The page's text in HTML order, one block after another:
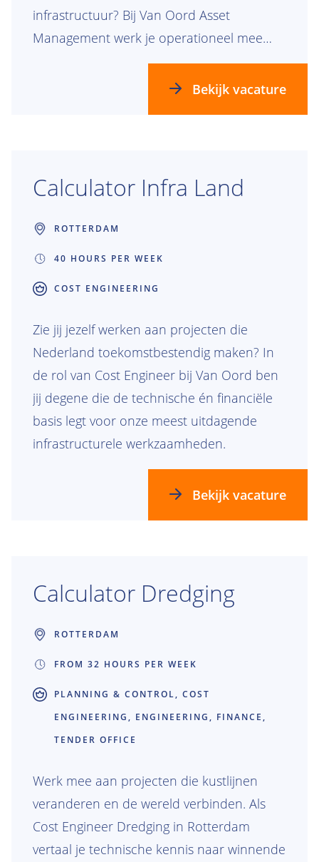
infrastructuur? Bij Van Oord Asset
Management werk je operationeel mee
aan het verbeteren, borgen en toepassen
van processen binnen langlopendeBekijk vacature
Calculator Infra Land
ROTTERDAM
40 HOURS PER WEEK
COST ENGINEERING
Zie jij jezelf werken aan projecten die
Nederland toekomstbestendig maken? In
de rol van Cost Engineer bij Van Oord ben
jij degene die de technische én financiële
basis legt voor onze meest uitdagende
infrastructurele werkzaamheden.
Bekijk vacature
Calculator Dredging
ROTTERDAM
FROM 32 HOURS PER WEEK
PLANNING & CONTROL, COST
ENGINEERING, ENGINEERING, FINANCE,
TENDER OFFICE
Werk mee aan projecten die kustlijnen
veranderen en de wereld verbinden. Als
Cost Engineer Dredging in Rotterdam
vertaal je technische kennis naar winnende